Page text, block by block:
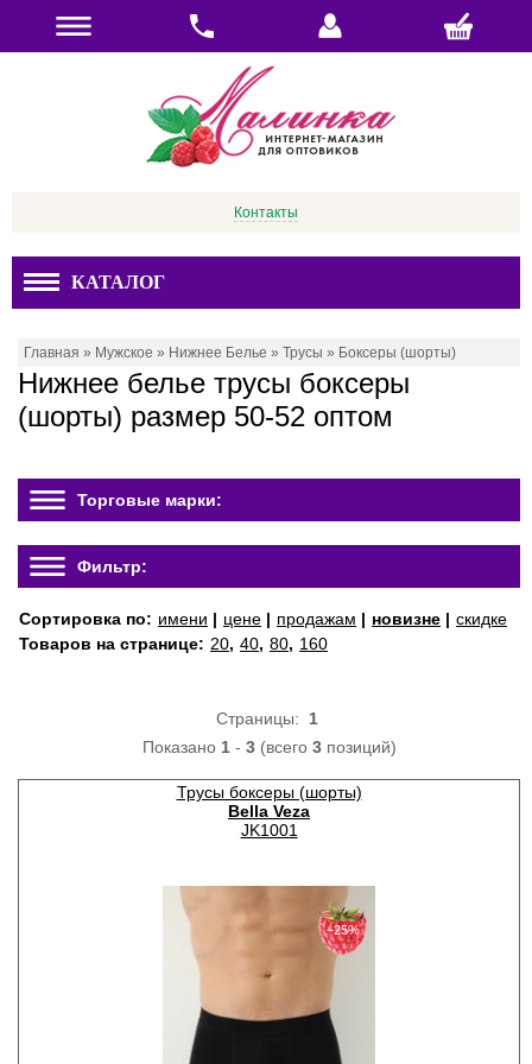
Контакты
КАТАЛОГ
Главная » Мужское » Нижнее Белье » Трусы » Боксеры (шорты)
Нижнее белье трусы боксеры
(шорты) размер 50-52 оптом
Торговые марки:
Фильтр:
Сортировка по: имени | цене | продажам | новизне | скидке
Товаров на странице: 20, 40, 80, 160
Страницы: 1
Показано 1- 3(всего 3позиций)
Трусы боксеры (шорты)
Bella Veza
JK1001
−25%